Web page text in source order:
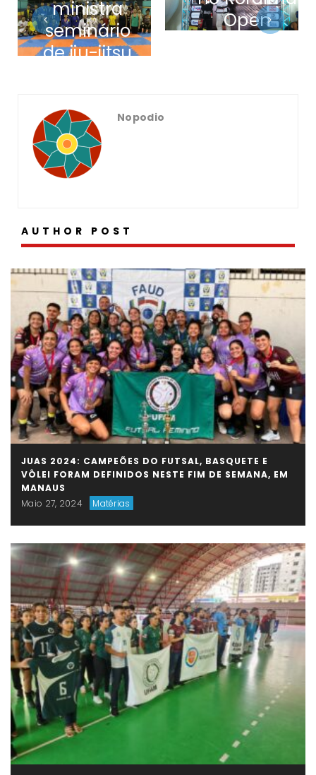
ministra
seminário
de jiu-jitsu
Open
Internacional
Nopodio
AUTHOR POST
JUAS 2024: CAMPEÕES DO FUTSAL, BASQUETE E
VÔLEI FORAM DEFINIDOS NESTE FIM DE SEMANA, EM
MANAUS
Maio 27, 2024
Matérias